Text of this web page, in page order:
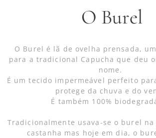
O Burel
O Burel é lã de ovelha prensada,
para a tradicional Capucha que deu
nome.
É um tecido impermeável perfeito
protege da chuva e do
É também 100%
Tradicionalmente usava-se o burel
castanha mas hoje em dia, o